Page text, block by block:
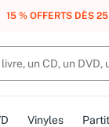
15 % OFFERTS DÈS
Vinyles